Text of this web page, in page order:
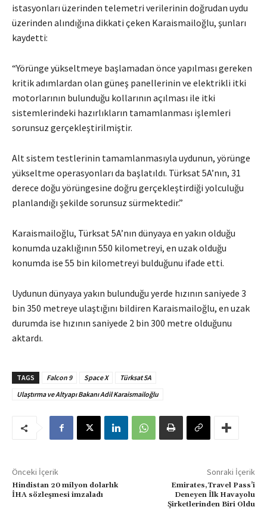
istasyonları üzerinden telemetri verilerinin doğrudan uydu
üzerinden alındığına dikkati çeken Karaismailoğlu, şunları
kaydetti:
“Yörünge yükseltmeye başlamadan önce yapılması gereken
kritik adımlardan olan güneş panellerinin ve elektrikli itki
motorlarının bulunduğu kollarının açılması ile itki
sistemlerindeki hazırlıkların tamamlanması işlemleri
sorunsuz gerçekleştirilmiştir.
Alt sistem testlerinin tamamlanmasıyla uydunun, yörünge
yükseltme operasyonları da başlatıldı. Türksat 5A’nın, 31
derece doğu yörüngesine doğru gerçekleştirdiği yolculuğu
planlandığı şekilde sorunsuz sürmektedir.”
Karaismailoğlu, Türksat 5A’nın dünyaya en yakın olduğu
konumda uzaklığının 550 kilometreyi, en uzak olduğu
konumda ise 55 bin kilometreyi bulduğunu ifade etti.
Uydunun dünyaya yakın bulunduğu yerde hızının saniyede 3
bin 350 metreye ulaştığını bildiren Karaismailoğlu, en uzak
durumda ise hızının saniyede 2 bin 300 metre olduğunu
aktardı.
TAGS Falcon 9 Space X
Türksat 5A
Ulaştırma ve Altyapı Bakanı Adil Karaismailoğlu
Önceki İçerik
Hindistan 20 milyon dolarlık
İHA sözleşmesi imzaladı
Sonraki İçerik
Emirates,Travel Pass’i
Deneyen İlk Havayolu
Şirketlerinden Biri Oldu